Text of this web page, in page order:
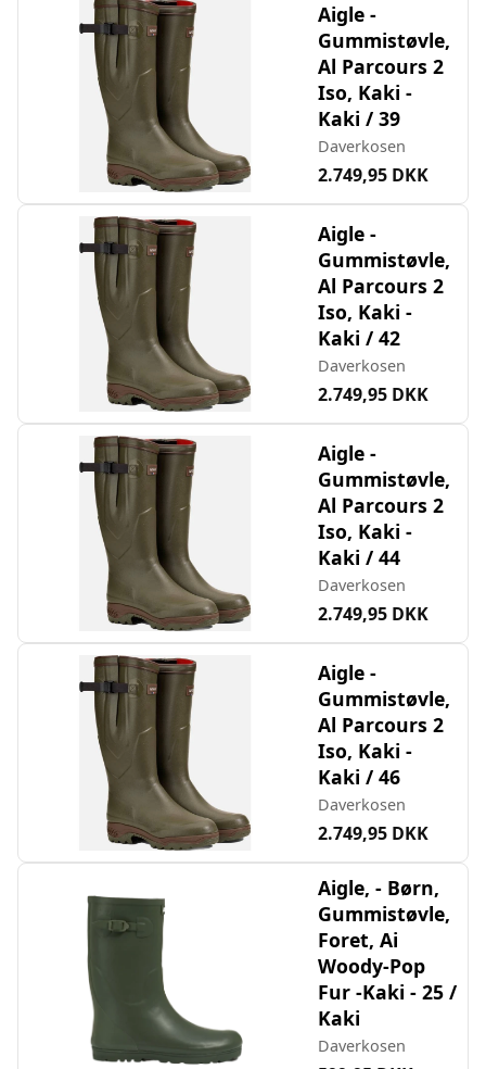
Aigle -
Gummistøvle,
Al Parcours 2
Iso, Kaki -
Kaki / 39
Daverkosen
2.749,95 DKK
Aigle -
Gummistøvle,
Al Parcours 2
Iso, Kaki -
Kaki / 42
Daverkosen
2.749,95 DKK
Aigle -
Gummistøvle,
Al Parcours 2
Iso, Kaki -
Kaki / 44
Daverkosen
2.749,95 DKK
Aigle -
Gummistøvle,
Al Parcours 2
Iso, Kaki -
Kaki / 46
Daverkosen
2.749,95 DKK
Aigle, - Børn,
Gummistøvle,
Foret, Ai
Woody-Pop
Fur -Kaki - 25 /
Kaki
Daverkosen